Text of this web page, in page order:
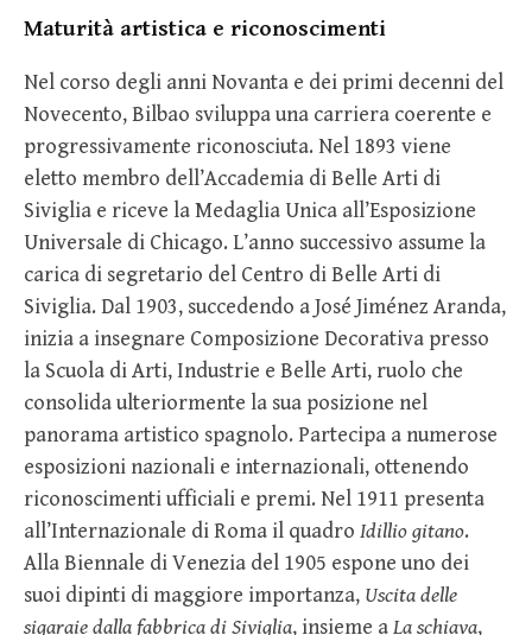
Maturità artistica e riconoscimenti
Nel corso degli anni Novanta e dei primi decenni del
Novecento, Bilbao sviluppa una carriera coerente e
progressivamente riconosciuta. Nel 1893 viene
eletto membro dell’Accademia di Belle Arti di
Siviglia e riceve la Medaglia Unica all’Esposizione
Universale di Chicago. L’anno successivo assume la
carica di segretario del Centro di Belle Arti di
Siviglia. Dal 1903, succedendo a José Jiménez Aranda,
inizia a insegnare Composizione Decorativa presso
la Scuola di Arti, Industrie e Belle Arti, ruolo che
consolida ulteriormente la sua posizione nel
panorama artistico spagnolo. Partecipa a numerose
esposizioni nazionali e internazionali, ottenendo
riconoscimenti ufficiali e premi. Nel 1911 presenta
all’Internazionale di Roma il quadro Idillio gitano.
Alla Biennale di Venezia del 1905 espone uno dei
suoi dipinti di maggiore importanza, Uscita delle
sigaraie dalla fabbrica di Siviglia, insieme aLa schiava,